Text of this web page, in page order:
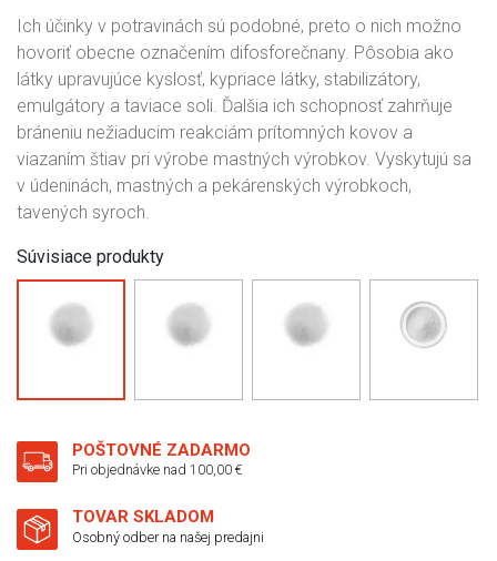
Ich účinky v potravinách sú podobné, preto o nich možno
hovoriť obecne označením difosforečnany. Pôsobia ako
látky upravujúce kyslosť, kypriace látky, stabilizátory,
emulgátory a taviace soli. Ďalšia ich schopnosť zahrňuje
bráneniu nežiaducim reakciám prítomných kovov a
viazaním štiav pri výrobe mastných výrobkov. Vyskytujú sa
v údeninách, mastných a pekárenských výrobkoch,
tavených syroch.
Súvisiace produkty
POŠTOVNÉ ZADARMO
Pri objednávke nad 100,00 €
TOVAR SKLADOM
Osobný odber na našej predajni